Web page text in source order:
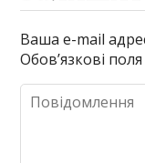
Ваша e-mail
Обов’язкові